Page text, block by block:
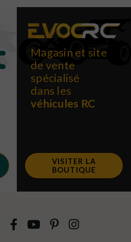
Magasin et site
de vente
spécialisé
dans les
véhicules RC
VISITER LA
BOUTIQUE